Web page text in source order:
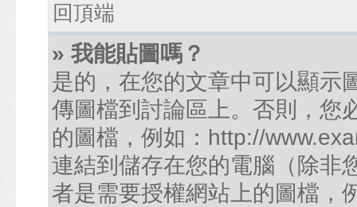
回頂端
» 我能貼圖嗎？
是的，在您的文章中可以顯示
傳圖檔到討論區上。否則，您
的圖檔，例如：http://
連結到儲存在您的電腦（除非
者是需要授權網站上的圖檔，